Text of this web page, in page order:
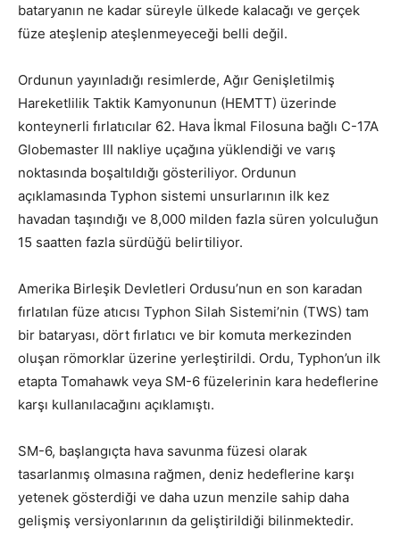
bataryanın ne kadar süreyle ülkede kalacağı ve gerçek
füze ateşlenip ateşlenmeyeceği belli değil.
Ordunun yayınladığı resimlerde, Ağır Genişletilmiş
Hareketlilik Taktik Kamyonunun (HEMTT) üzerinde
konteynerli fırlatıcılar 62. Hava İkmal Filosuna bağlı C-17A
Globemaster III nakliye uçağına yüklendiği ve varış
noktasında boşaltıldığı gösteriliyor. Ordunun
açıklamasında Typhon sistemi unsurlarının ilk kez
havadan taşındığı ve 8,000 milden fazla süren yolculuğun
15 saatten fazla sürdüğü belirtiliyor.
Amerika Birleşik Devletleri Ordusu’nun en son karadan
fırlatılan füze atıcısı Typhon Silah Sistemi’nin (TWS) tam
bir bataryası, dört fırlatıcı ve bir komuta merkezinden
oluşan römorklar üzerine yerleştirildi. Ordu, Typhon’un ilk
etapta Tomahawk veya SM-6 füzelerinin kara hedeflerine
karşı kullanılacağını açıklamıştı.
SM-6, başlangıçta hava savunma füzesi olarak
tasarlanmış olmasına rağmen, deniz hedeflerine karşı
yetenek gösterdiği ve daha uzun menzile sahip daha
gelişmiş versiyonlarının da geliştirildiği bilinmektedir.